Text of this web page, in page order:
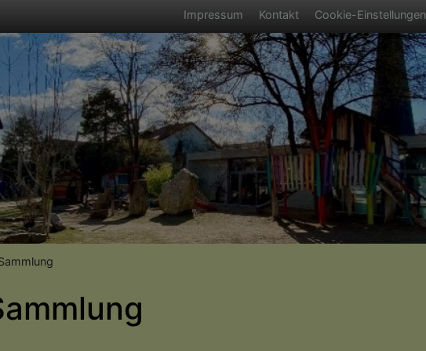
Fußbereichsmenü
Impressum Kontakt Cookie-Einstellungen